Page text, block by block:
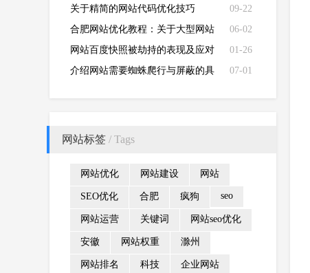
09-22
关于精简的网站代码优化技巧
06-02
合肥网站优化教程：关于大型网站
排名的优化方法
01-26
网站百度快照被劫持的表现及应对
方法
07-01
介绍网站需要蜘蛛爬行与屏蔽的具
网站标签 / Tags
网站优化 网站建设 网站
SEO优化 合肥 疯狗 seo
网站运营 关键词 网站seo优化
安徽 网站权重 滁州
网站排名 科技 企业网站